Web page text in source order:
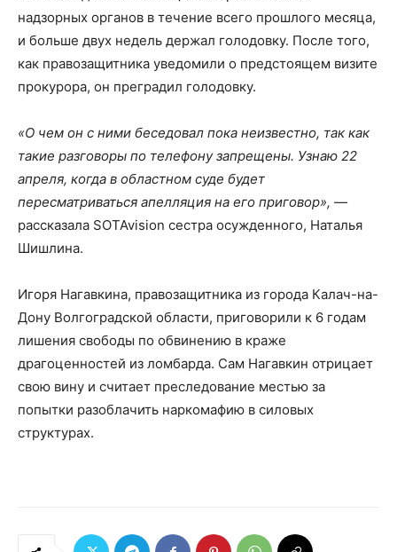
надзорных органов в течение всего прошлого месяца,
и больше двух недель держал голодовку. После того,
как правозащитника уведомили о предстоящем визите
прокурора, он преградил голодовку.
«О чем он с ними беседовал пока неизвестно, так как
такие разговоры по телефону запрещены. Узнаю 22
апреля, когда в областном суде будет
пересматриваться апелляция на его приговор», —
рассказала SOTAvision сестра осужденного, Наталья
Шишлина.
Игоря Нагавкина, правозащитника из города Калач-на-
Дону Волгоградской области, приговорили к 6 годам
лишения свободы по обвинению в краже
драгоценностей из ломбарда. Сам Нагавкин отрицает
свою вину и считает преследование местью за
попытки разоблачить наркомафию в силовых
структурах.